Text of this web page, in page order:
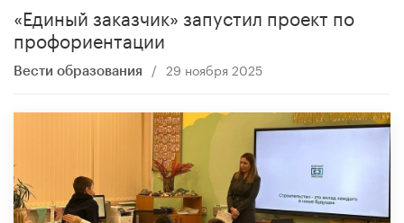
«Единый заказчик» запустил проект по
профориентации
Вести образования / 29 ноября 2025